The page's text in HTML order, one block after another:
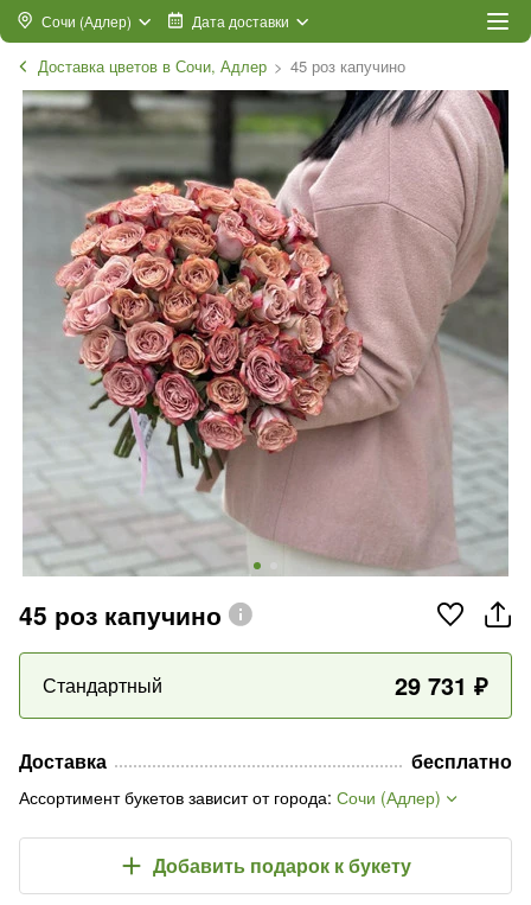
Сочи (Адлер) Дата доставки
Доставка цветов в Сочи, Адлер 45 роз капучино
45 роз капучино
Стандартный 29 731 ₽
Доставка бесплатно
Ассортимент букетов зависит от города: Сочи (Адлер)
Добавить подарок к букету